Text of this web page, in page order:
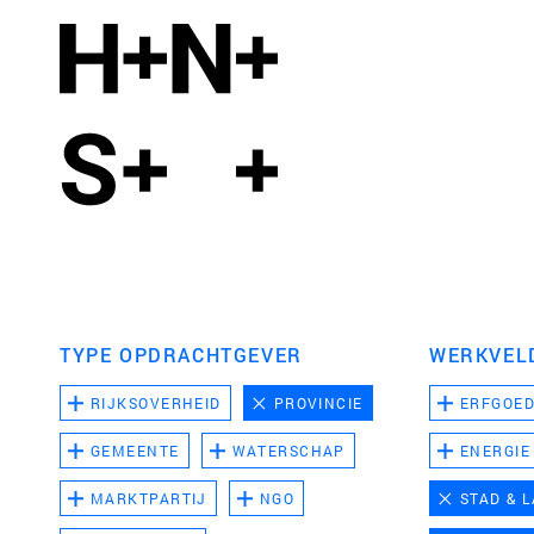
TYPE OPDRACHTGEVER
RIJKSOVERHEID PROVINCIE
GEMEENTE WATERSCHAP
MARKTPARTIJ NGO
ENERGIE
STAD &